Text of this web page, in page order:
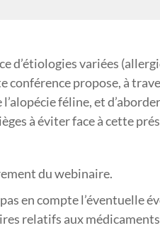
d’étiologies variées
propose, à
féline, et
à éviter face à cette
du webinaire.
en compte l’éventuelle
relatifs aux